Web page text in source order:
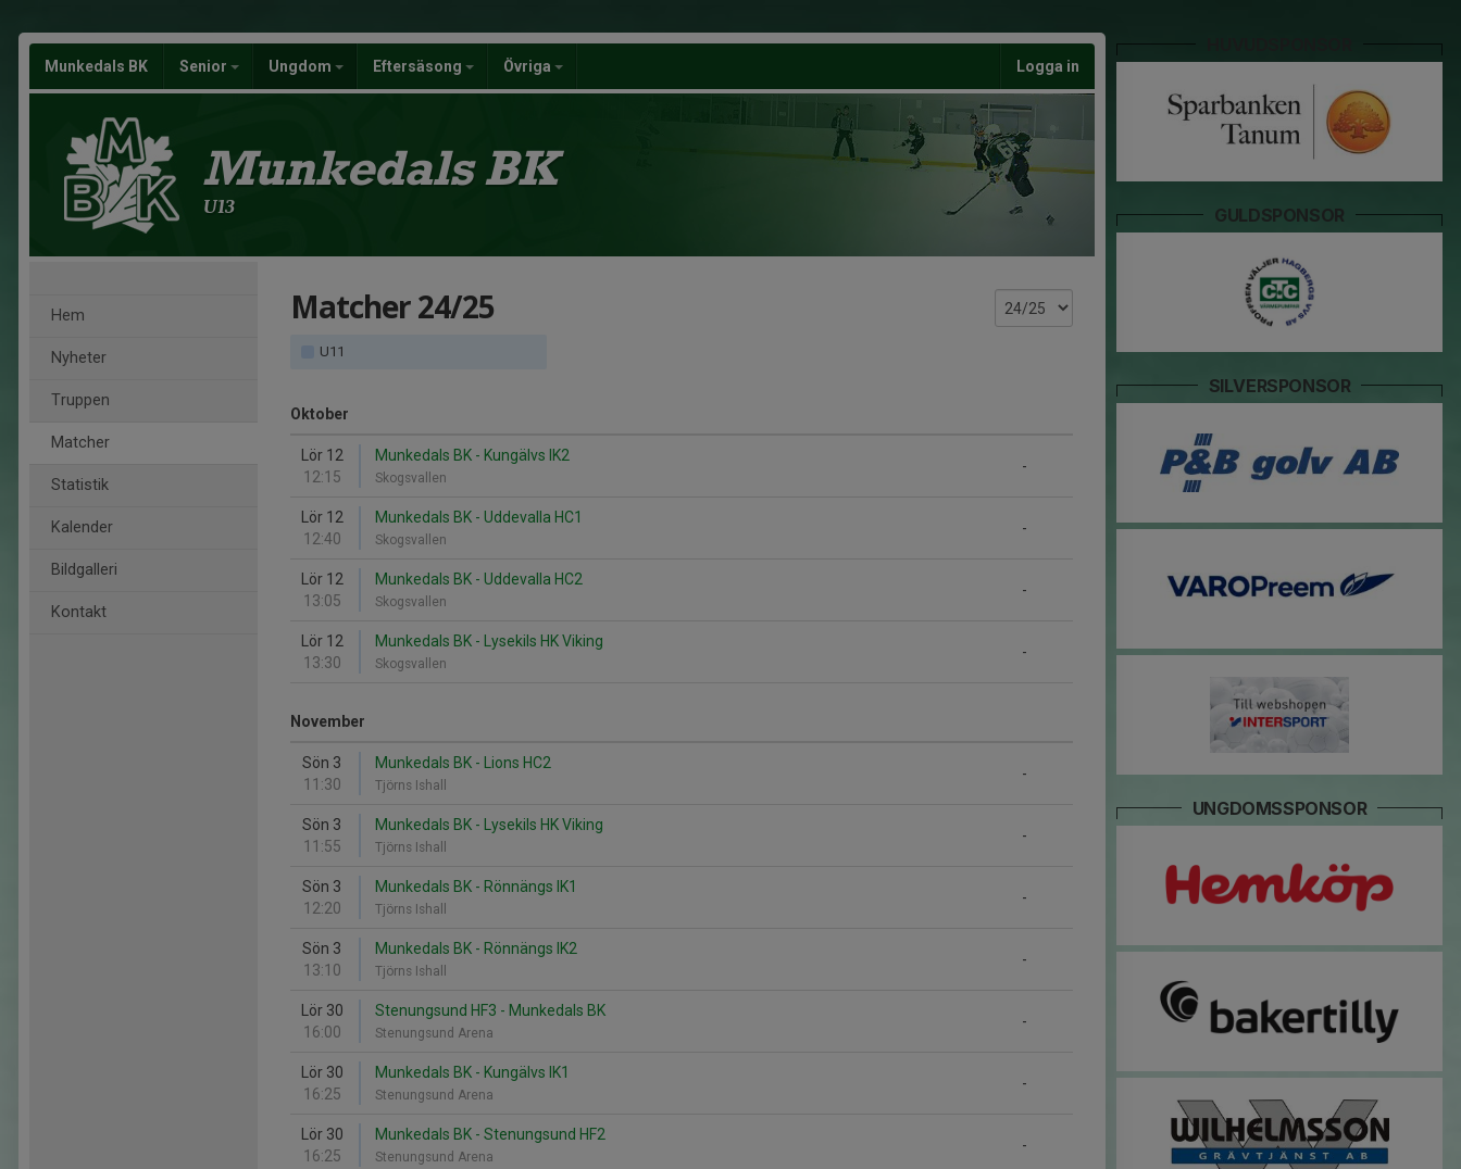
Munkedals BK Senior Ungdom Eftersäsong Övriga Logga in
Munkedals BK
U13
Hem
Nyheter
Truppen
Matcher
Statistik
Kalender
Bildgalleri
Kontakt
Matcher 24/25
U11
Oktober
Lör 12
12:15
-
Munkedals BK - Kungälvs IK2
Skogsvallen
Lör 12
12:40
-
Munkedals BK - Uddevalla HC1
Skogsvallen
Lör 12
13:05
-
Munkedals BK - Uddevalla HC2
Skogsvallen
Lör 12
13:30
-
Munkedals BK - Lysekils HK Viking
Skogsvallen
November
Sön 3
11:30
-
Munkedals BK - Lions HC2
Tjörns Ishall
Sön 3
11:55
-
Munkedals BK - Lysekils HK Viking
Tjörns Ishall
Sön 3
12:20
-
Munkedals BK - Rönnängs IK1
Tjörns Ishall
Sön 3
13:10
-
Munkedals BK - Rönnängs IK2
Tjörns Ishall
Lör 30
16:00
-
Stenungsund HF3 - Munkedals BK
Stenungsund Arena
Lör 30
16:25
-
Munkedals BK - Kungälvs IK1
Stenungsund Arena
Lör 30
16:25
-
Munkedals BK - Stenungsund HF2
Stenungsund Arena
GULDSPONSOR
SILVERSPONSOR
UNGDOMSSPONSOR